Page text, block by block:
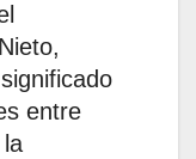
entre